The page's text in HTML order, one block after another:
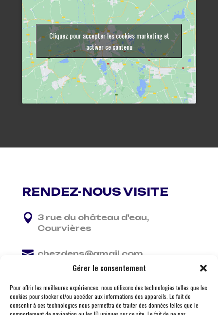
Gérer le consentement
Pour offrir les meilleures expériences, nous utilisons des technologies telles que les
cookies pour stocker et/ou accéder aux informations des appareils. Le fait de
consentir à ces technologies nous permettra de traiter des données telles que le
Cliquez pour accepter les cookies marketing et
activer ce contenu
RENDEZ-NOUS VISITE
 3 rue du château d'eau,
Courvières
 chezdens@gmail.com